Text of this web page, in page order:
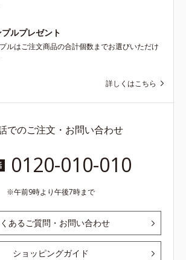
ルプレゼント
ルはご注文商品の合計個数までお選びいただけ
詳しくはこちら
でのご注文・お問い合わせ
0120-010-010
午前9時より午後7時まで
あるご質問・お問い合わせ
ショッピングガイド